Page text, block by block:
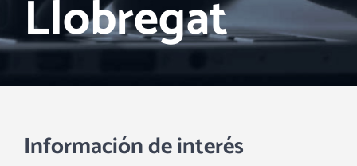
Llobregat
Información de interés